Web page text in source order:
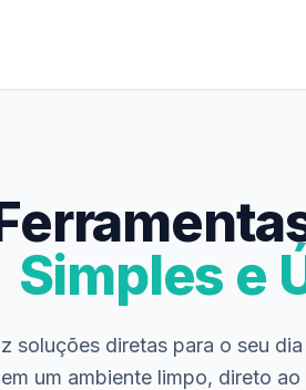
Simples e
soluções diretas para o seu
um ambiente limpo, direto